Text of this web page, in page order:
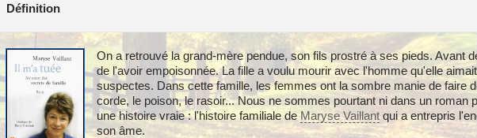
Définition
On a retrouvé la grand-mère pendue, son fils prostré à ses pieds. Avant
de l'avoir empoisonnée. La fille a voulu mourir avec l'homme qu'elle
suspectes. Dans cette famille, les femmes ont la sombre manie de faire
corde, le poison, le rasoir... Nous ne sommes pourtant ni dans un roman
une histoire vraie : l'histoire familiale de Maryse Vaillant qui a entrepris
son âme.